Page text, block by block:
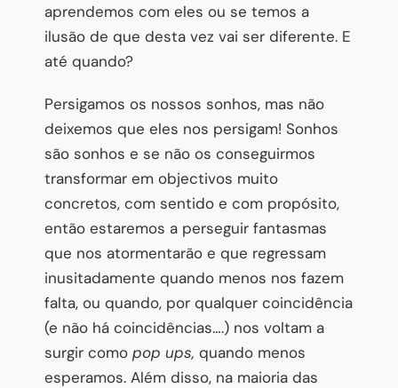
aprendemos com eles ou se temos a
ilusão de que desta vez vai ser diferente. E
até quando?
Persigamos os nossos sonhos, mas não
deixemos que eles nos persigam! Sonhos
são sonhos e se não os conseguirmos
transformar em objectivos muito
concretos, com sentido e com propósito,
então estaremos a perseguir fantasmas
que nos atormentarão e que regressam
inusitadamente quando menos nos fazem
falta, ou quando, por qualquer coincidência
(e não há coincidências….) nos voltam a
surgir como pop ups, quando menos
esperamos. Além disso, na maioria das